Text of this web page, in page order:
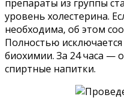
препараты из группы
уровень холестерина.
необходима, об этом
Полностью
биохимии. За 24 часа —
спиртные напитки.